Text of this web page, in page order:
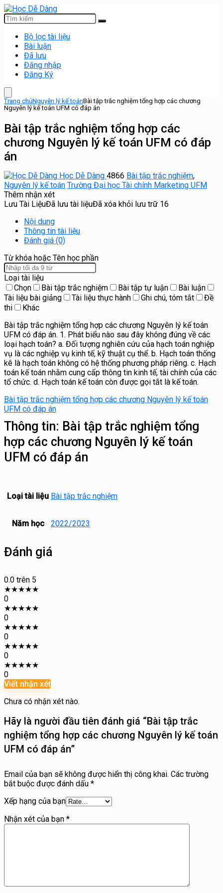
Bộ lọc tài liệu
Bài luận
Đã lưu
Đăng nhập
Đăng Ký
Trang chủNguyên lý kế toánBài tập trắc nghiệm tổng hợp các chương
Nguyên lý kế toán UFM có đáp án
Bài tập trắc nghiệm tổng hợp các
chương Nguyên lý kế toán UFM có đáp
án
Học Dễ Dàng 4866 Bài tập trắc nghiệm,
Nguyên lý kế toán Trường Đại học Tài chính Marketing UFM
Thêm nhận xét
Lưu Tài LiệuĐã lưu tài liệuĐã xóa khỏi lưu trữ 16
Nội dung
Thông tin tài liệu
Đánh giá (0)
Từ khóa hoặc Tên học phần
Loại tài liệu
Chọn
Bài tập trắc nghiệm Bài tập tự luận
Bài luận
Tài liệu bài giảng
Tài liệu thực hành Ghi chú, tóm tắt
Đề
thi
Khác
Bài tập trắc nghiệm tổng hợp các chương Nguyên lý kế toán
UFM có đáp án. 1. Phát biểu nào sau đây không đúng về các
loại hạch toán? a. Đối tượng nghiên cứu của hạch toán nghiệp
vụ là các nghiệp vụ kinh tế, kỹ thuật cụ thể. b. Hạch toán thống
kê là hạch toán không có hệ thống phương pháp riêng. c. Hạch
toán kế toán nhằm cung cấp thông tin kinh tế, tài chính của các
tổ chức. d. Hạch toán kế toán còn được gọi tắt là kế toán.
Bài tập trắc nghiệm tổng hợp các chương Nguyên lý kế toán
UFM có đáp án
Thông tin: Bài tập trắc nghiệm tổng
hợp các chương Nguyên lý kế toán
UFM có đáp án
Loại tài liệu Bài tập trắc nghiệm
Năm học 2022/2023
Đánh giá
0.0 trên 5
★★★★★
0
★★★★★
0
★★★★★
0
★★★★★
0
★★★★★
0
Viết nhận xét
Chưa có nhận xét nào.
Hãy là người đầu tiên đánh giá “Bài tập trắc
nghiệm tổng hợp các chương Nguyên lý kế toán
UFM có đáp án”
Email của bạn sẽ không được hiển thị công khai. Các trường
bắt buộc được đánh dấu *
Xếp hạng của bạn
Nhận xét của bạn *